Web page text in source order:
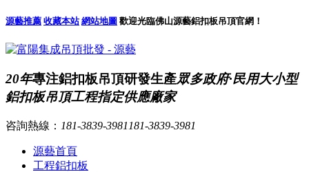
源藝推薦 收藏本站 網站地圖 歡迎光臨佛山源藝鋁扣板吊頂官網！
20年專注鋁扣板吊頂研發生產眾多政府·民用大小型
鋁扣板吊頂工程指定供應廠家
咨詢熱線： 181-3839-3981 181-3839-3981
源藝首頁
工程鋁扣板